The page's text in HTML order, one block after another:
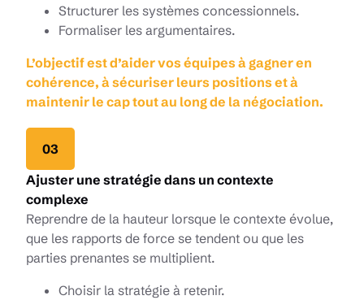
Structurer les systèmes concessionnels.
Formaliser les argumentaires.
L’objectif est d’aider vos équipes à gagner en
cohérence, à sécuriser leurs positions et à
maintenir le cap tout au long de la négociation.
03
Ajuster une stratégie dans un contexte
complexe
Reprendre de la hauteur lorsque le contexte évolue,
que les rapports de force se tendent ou que les
parties prenantes se multiplient.
Choisir la stratégie à retenir.